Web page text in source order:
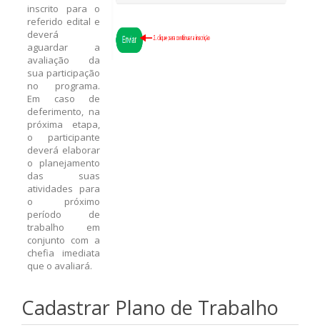
inscrito para o
referido edital e
deverá
aguardar a
avaliação da
sua participação
no programa.
Em caso de
deferimento, na
próxima etapa,
o participante
deverá elaborar
o planejamento
das suas
atividades para
o próximo
período de
trabalho em
conjunto com a
chefia imediata
que o avaliará.
Cadastrar Plano de Trabalho